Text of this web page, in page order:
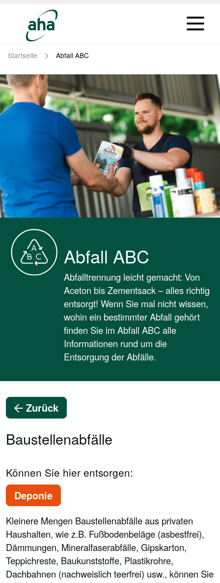
Startseite Abfall ABC
Abfall ABC
Abfalltrennung leicht gemacht: Von
Aceton bis Zementsack – alles richtig
entsorgt! Wenn Sie mal nicht wissen,
wohin ein bestimmter Abfall gehört
finden Sie im Abfall ABC alle
Informationen rund um die
Entsorgung der Abfälle.
Zurück
Baustellenabfälle
Können Sie hier entsorgen:
Deponie
Kleinere Mengen Baustellenabfälle aus privaten
Haushalten, wie z.B. Fußbodenbeläge (asbestfrei),
Dämmungen, Mineralfaserabfälle, Gipskarton,
Teppichreste, Baukunststoffe, Plastikrohre,
Dachbahnen (nachweislich teerfrei) usw., können Sie